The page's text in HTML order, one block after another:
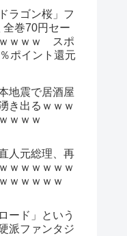
ラゴン桜」フ
全巻70円セー
ｗｗｗ スポ
ポイント還元
地震で居酒屋
き出るｗｗｗ
ｗｗｗ
人元総理、再
ｗｗｗｗｗｗ
ｗｗｗｗｗ
ード」という
派ファンタジ